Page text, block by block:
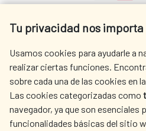
LINKS OF
Tu privacidad nos importa
Usamos cookies para ayudarle a
realizar ciertas funciones.
sobre cada una de las cookies en
Las cookies categorizadas como
navegador, ya que son esenciales
funcionalidades básicas del sitio